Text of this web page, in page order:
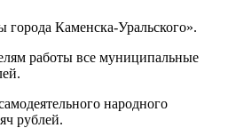
города Каменска-Уральского».
работы все муниципальные
народного
рублей.